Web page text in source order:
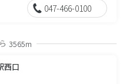
047-466-0100
3565m
西口